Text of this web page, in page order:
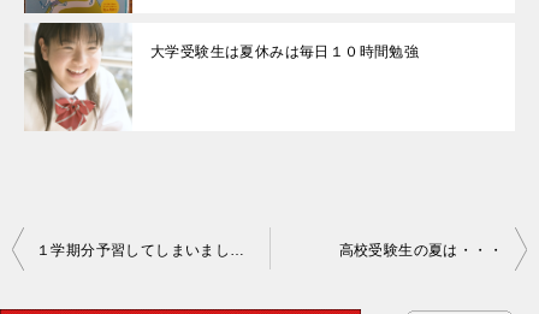
大学受験生は夏休みは毎日１０時間勉強
投
高校受験生の夏は・・・